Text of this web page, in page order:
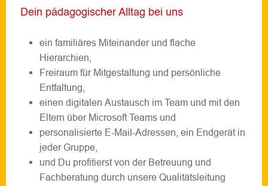
Dein pädagogischer Alltag bei uns
ein familiäres Miteinander und flache
Hierarchien,
Freiraum für Mitgestaltung und persönliche
Entfaltung,
einen digitalen Austausch im Team und mit den
Eltern über Microsoft Teams und
personalisierte E-Mail-Adressen, ein Endgerät in
jeder Gruppe,
und Du profitierst von der Betreuung und
Fachberatung durch unsere Qualitätsleitung